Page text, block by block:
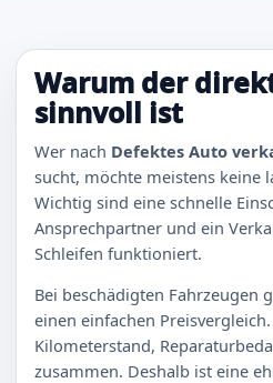
Warum der
sinnvoll ist
Wer nach Defektes Auto
sucht, möchte meistens keine
Wichtig sind eine schnelle
Ansprechpartner und ein
Schleifen funktioniert.
Bei beschädigten Fahrzeugen
einen einfachen
Kilometerstand,
zusammen. Deshalb ist eine